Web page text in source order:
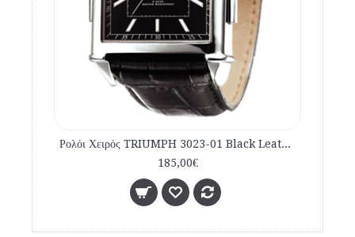
Ρολόι Χειρός TRIUMPH 3023-01 Black Leather Strap
185,00€